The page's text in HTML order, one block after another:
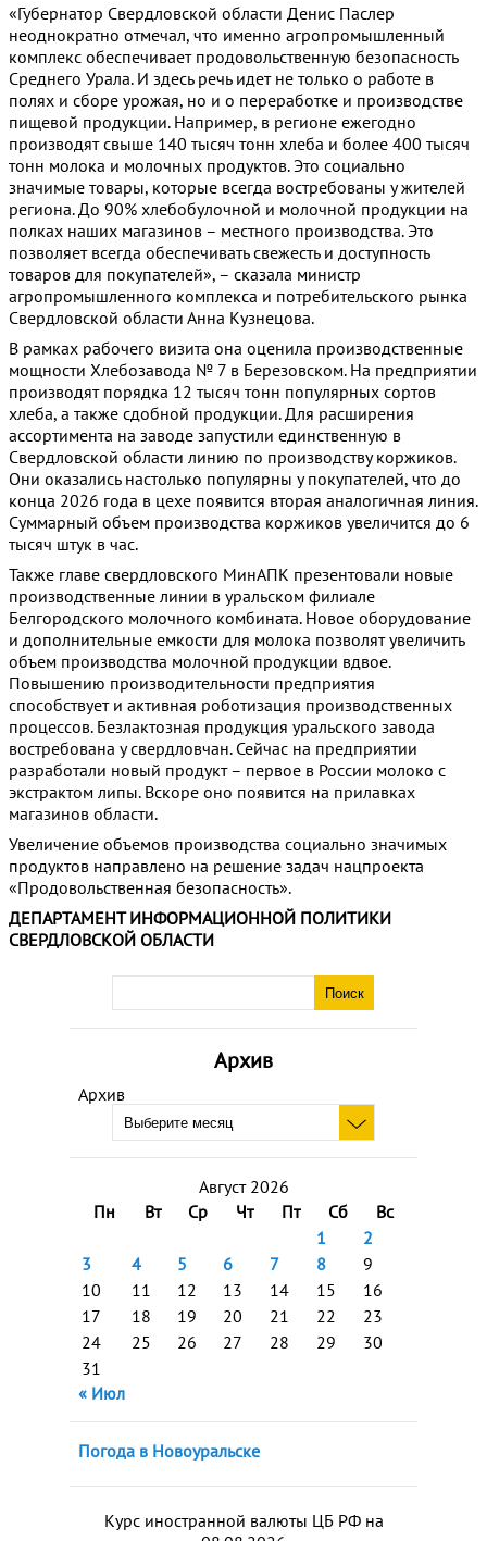
Архив
Архив
Август 2026
Пн
Вт Ср Чт Пт Сб
Вс
1
2
3
4 5 6 7 8
9
10
11 12 13 14 15
16
17
18 19 20 21 22
23
24
25 26 27 28 29
30
31
« Июл
Погода в Новоуральске
Курс иностранной валюты ЦБ РФ на
«Губернатор Свердловской области Денис Паслер
неоднократно отмечал, что именно агропромышленный
комплекс обеспечивает продовольственную безопасность
Среднего Урала. И здесь речь идет не только о работе в
полях и сборе урожая, но и о переработке и производстве
пищевой продукции. Например, в регионе ежегодно
производят свыше 140 тысяч тонн хлеба и более 400 тысяч
тонн молока и молочных продуктов. Это социально
значимые товары, которые всегда востребованы у жителей
региона. До 90% хлебобулочной и молочной продукции на
полках наших магазинов – местного производства. Это
позволяет всегда обеспечивать свежесть и доступность
товаров для покупателей», – сказала министр
агропромышленного комплекса и потребительского рынка
Свердловской области Анна Кузнецова.
В рамках рабочего визита она оценила производственные
мощности Хлебозавода № 7 в Березовском. На предприятии
производят порядка 12 тысяч тонн популярных сортов
хлеба, а также сдобной продукции. Для расширения
ассортимента на заводе запустили единственную в
Свердловской области линию по производству коржиков.
Они оказались настолько популярны у покупателей, что до
конца 2026 года в цехе появится вторая аналогичная линия.
Суммарный объем производства коржиков увеличится до 6
тысяч штук в час.
Также главе свердловского МинАПК презентовали новые
производственные линии в уральском филиале
Белгородского молочного комбината. Новое оборудование
и дополнительные емкости для молока позволят увеличить
объем производства молочной продукции вдвое.
Повышению производительности предприятия
способствует и активная роботизация производственных
процессов. Безлактозная продукция уральского завода
востребована у свердловчан. Сейчас на предприятии
разработали новый продукт – первое в России молоко с
экстрактом липы. Вскоре оно появится на прилавках
магазинов области.
Увеличение объемов производства социально значимых
продуктов направлено на решение задач нацпроекта
«Продовольственная безопасность».
ДЕПАРТАМЕНТ ИНФОРМАЦИОННОЙ ПОЛИТИКИ
СВЕРДЛОВСКОЙ ОБЛАСТИ